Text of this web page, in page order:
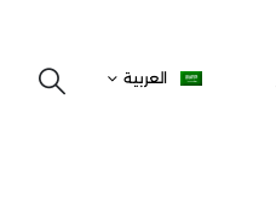
العربية